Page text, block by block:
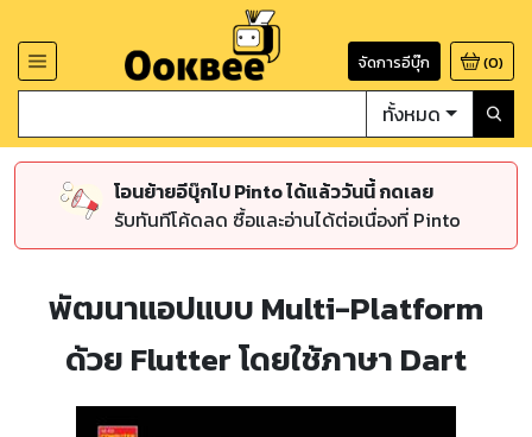
จัดการอีบุ๊ก (0)
ทั้งหมด
โอนย้ายอีบุ๊กไป Pinto ได้แล้ววันนี้ กดเลย
รับทันทีโค้ดลด ซื้อและอ่านได้ต่อเนื่องที่ Pinto
พัฒนาแอปแบบ Multi-Platform
ด้วย Flutter โดยใช้ภาษา Dart